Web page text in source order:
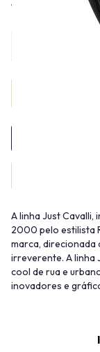
Tamanho
A linha Just Cavalli,
2000 pelo estilista
marca, direcionada
irreverente. A linha
cool de rua e
inovadores e